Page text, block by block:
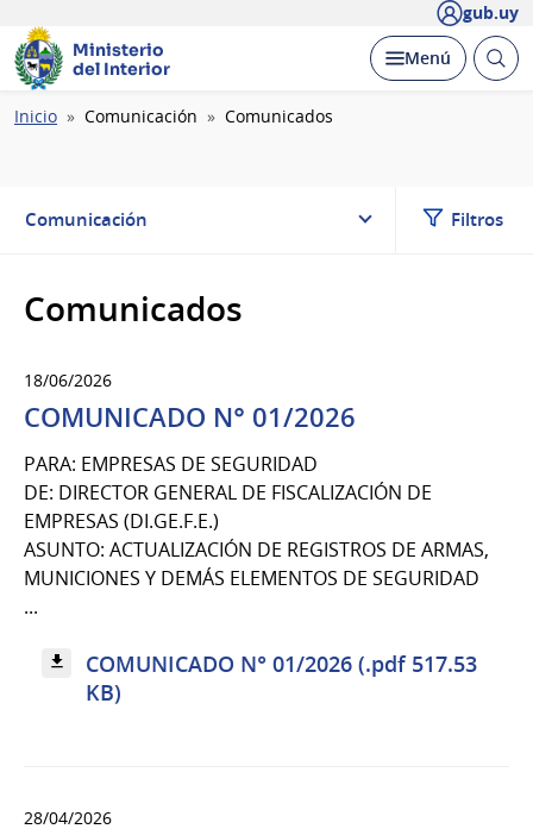
gub.uy
Ministerio
del Interior
Desplegar
Menú Abrir
Ruta
Inicio Comunicación Comunicados
Comunicación Filtros
Comunicados
18/06/2026
COMUNICADO N° 01/2026
PARA: EMPRESAS DE SEGURIDAD
DE: DIRECTOR GENERAL DE FISCALIZACIÓN DE
EMPRESAS (DI.GE.F.E.)
ASUNTO: ACTUALIZACIÓN DE REGISTROS DE ARMAS,
MUNICIONES Y DEMÁS ELEMENTOS DE SEGURIDAD
...
COMUNICADO N° 01/2026 (.pdf 517.53
KB)
28/04/2026